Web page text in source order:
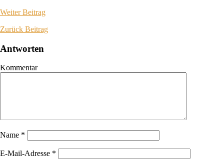
WeiterBeitrag
Zurück Beitrag
Antworten
Kommentar
Name *
E-Mail-Adresse *